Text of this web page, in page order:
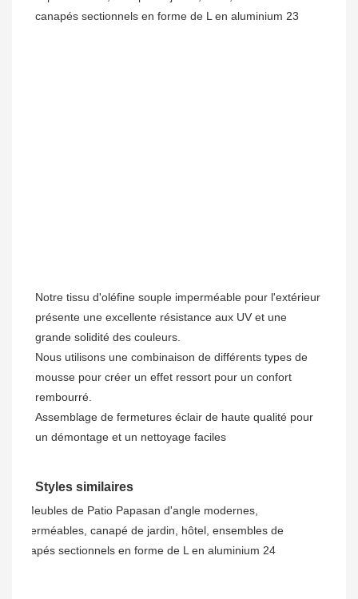
Notre tissu d'oléfine souple imperméable pour l'extérieur
présente une excellente résistance aux UV et une
grande solidité des couleurs.
Nous utilisons une combinaison de différents types de
mousse pour créer un effet ressort pour un confort
rembourré.
Assemblage de fermetures éclair de haute qualité pour